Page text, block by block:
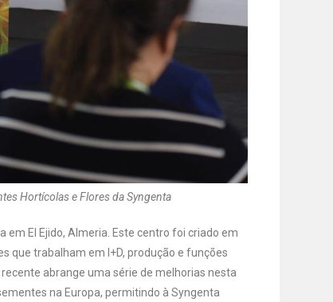
Hortícolas e Flores da Syngenta
em El Ejido, Almeria. Este centro foi criado em
que trabalham em I+D, produção e funções
abrange uma série de melhorias nesta
na Europa, permitindo à Syngenta